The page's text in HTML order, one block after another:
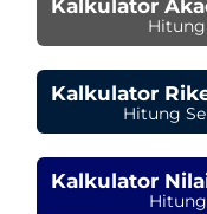
Kalkulator
Hitung
Kalkulator
Hitung
Kalkulator